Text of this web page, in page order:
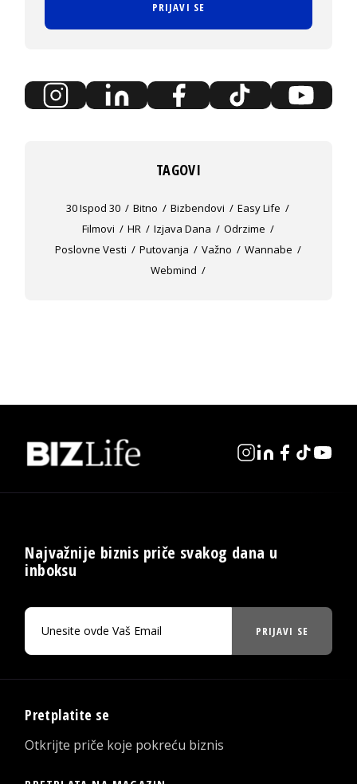
PRIJAVI SE
TAGOVI
30 Ispod 30 Bitno Bizbendovi
Easy Life
Filmovi
HR Izjava Dana
Odrzime
Poslovne Vesti
Putovanja Važno
Wannabe
Webmind
Najvažnije biznis priče svakog dana u
inboksu
PRIJAVI SE
Pretplatite se
Otkrijte priče koje pokreću biznis